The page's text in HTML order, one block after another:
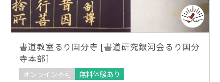
書道教室るり国分寺 [書道研究銀河会るり国分
寺本部］
オンライン不可
無料体験あり